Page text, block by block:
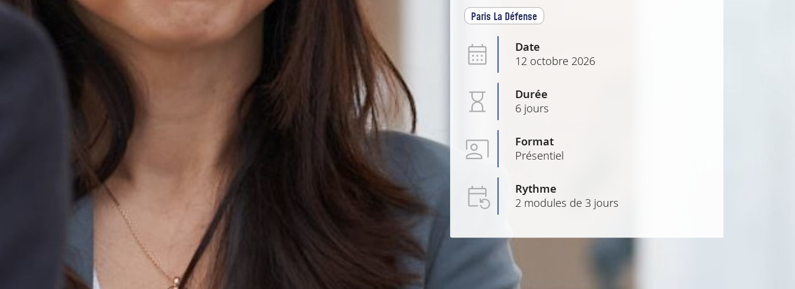
Paris La Défense
Date
12 octobre 2026
Durée
6 jours
Format
Présentiel
Rythme
2 modules de 3 jours